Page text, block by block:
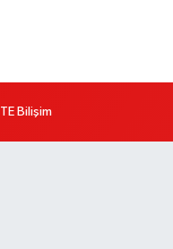
TE Bilişim